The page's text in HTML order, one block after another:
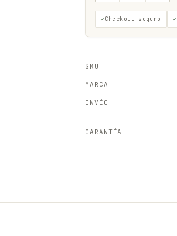
Checkout seguro
SKU
MARCA
ENVÍO
GARANTÍA